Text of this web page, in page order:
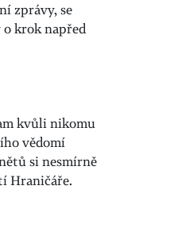
zprávy, se
o krok napřed
kvůli nikomu
vědomí
si nesmírně
Hraničáře.